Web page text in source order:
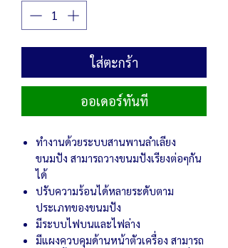
ใส่ตะกร้า
ออเดอร์ทันที
ทำงานด้วยระบบสานพานลำเลียง
ขนมปัง สามารถวางขนมปังเรียงต่อๆกัน
ได้
ปรับความร้อนได้หลายระดับตาม
ประเภทของขนมปัง
มีระบบไฟบนและไฟล่าง
มีแผงควบคุมด้านหน้าตัวเครื่อง สามารถ